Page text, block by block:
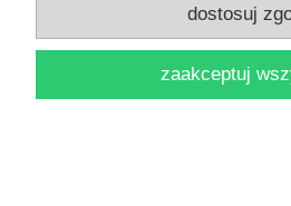
pokaż pełną
Sklep internetowy
dostosuj
zaakceptuj